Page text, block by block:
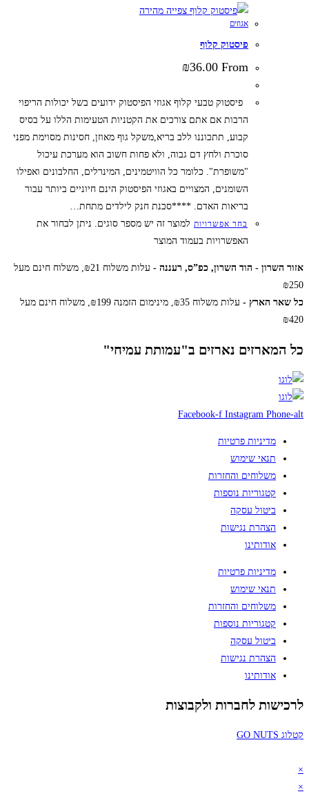
צפייה מהירה
פיסטוק קלוף
From
₪ 36.00
פיסטוק טבעי קלוף אגוזי הפיסטוק ידועים בשל יכולות הריפוי
הרבות אם אתם צורכים את הקטניות הטעימות הללו על בסיס
קבוע, תתכוננו ללב בריא,משקל גוף מאוזן, חסינות מסוימת מפני
סוכרת ולחץ דם גבוה, ולא פחות חשוב הוא מערכת עיכול
"משופרת". כלומר כל הוויטמינים, המינרלים, החלבונים ואפילו
השומנים, המצויים באגוזי הפיסטוק הינם חיוניים ביותר עבור
בריאות האדם. ****סכנת חנק לילדים מתחת…
בחר אפשרויות למוצר זה יש מספר סוגים. ניתן לבחור את
האפשרויות בעמוד המוצר
- הוד השרון, כפ”ס, רעננה - עלות משלוח ₪21, משלוח חינם מעל
הארץ - עלות משלוח ₪35, מינימום הזמנה ₪199, משלוח חינם מעל
נארזים ב"עמותת עמיחי"
Facebook-f Instagram
מדיניות פרטיות
תנאי שימוש
משלוחים והחזרות
קטגוריות נוספות
ביטול עסקה
הצהרת נגישות
אודותינו
מדיניות פרטיות
תנאי שימוש
משלוחים והחזרות
קטגוריות נוספות
ביטול עסקה
הצהרת נגישות
אודותינו
לחברות ולקבוצות